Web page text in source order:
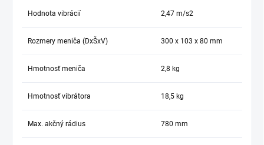
Hodnota vibrácií 2,47 m/s2
Rozmery meniča (DxŠxV) 300 x 103 x 80 mm
Hmotnosť meniča 2,8 kg
Hmotnosť vibrátora 18,5 kg
Max. akčný rádius 780 mm